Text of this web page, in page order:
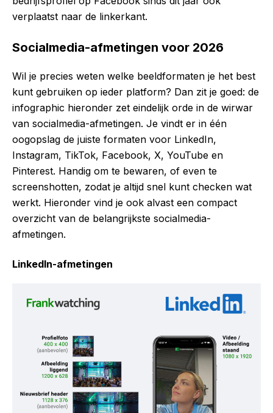
verplaatst naar de linkerkant.
Socialmedia-afmetingen voor 2026
Wil je precies weten welke beeldformaten je het best
kunt gebruiken op ieder platform? Dan zit je goed: de
infographic hieronder zet eindelijk orde in de wirwar
van socialmedia-afmetingen. Je vindt er in één
oogopslag de juiste formaten voor LinkedIn,
Instagram, TikTok, Facebook, X, YouTube en
Pinterest. Handig om te bewaren, of even te
screenshotten, zodat je altijd snel kunt checken wat
werkt. Hieronder vind je ook alvast een compact
overzicht van de belangrijkste socialmedia-
afmetingen.
LinkedIn-afmetingen